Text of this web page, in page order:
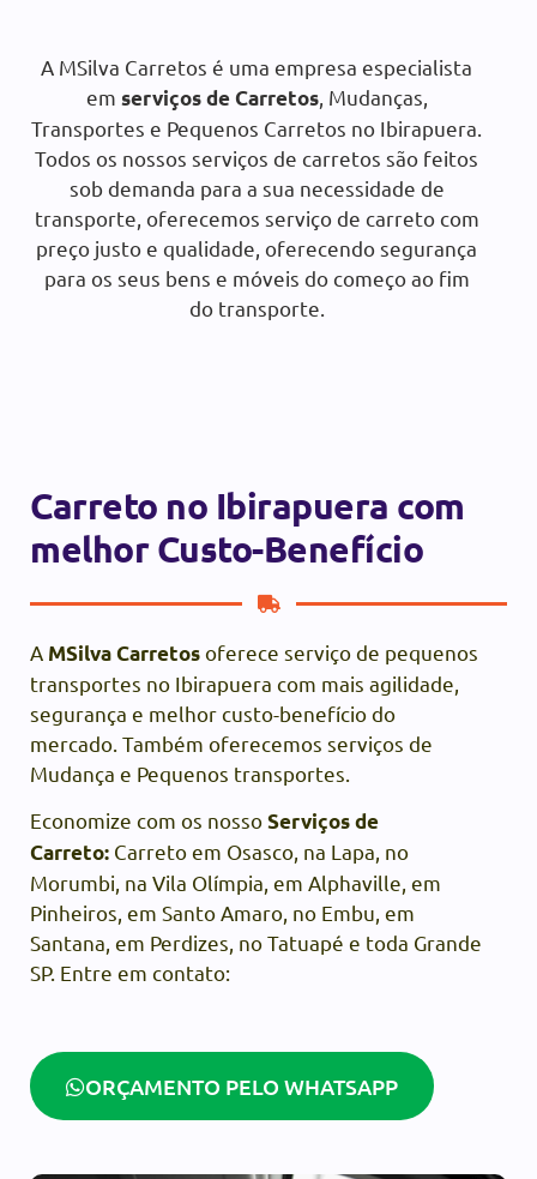
SOLICITAR ORÇAMENTO
A MSilva Carretos é uma empresa especialista
em serviços de Carretos, Mudanças,
Transportes e Pequenos Carretos no Ibirapuera.
Todos os nossos serviços de carretos são feitos
sob demanda para a sua necessidade de
transporte, oferecemos serviço de carreto com
preço justo e qualidade, oferecendo segurança
para os seus bens e móveis do começo ao fim
do transporte.
Carreto no Ibirapuera com
melhor Custo-Benefício
A MSilva Carretosoferece serviço de pequenos
transportes no Ibirapuera com mais agilidade,
segurança e melhor custo-benefício do
mercado. Também oferecemos serviços de
Mudança e Pequenos transportes.
Economize com os nossoServiços de
Carreto: Carreto em Osasco, na Lapa, no
Morumbi, na Vila Olímpia, em Alphaville, em
Pinheiros, em Santo Amaro, no Embu, em
Santana, em Perdizes, no Tatuapé e toda Grande
SP. Entre em contato:
ORÇAMENTO PELO WHATSAPP